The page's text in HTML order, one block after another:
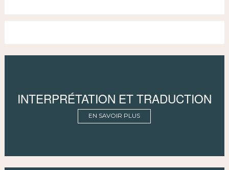
INTERPRÉTATION ET TRADUCTION
EN SAVOIR PLUS